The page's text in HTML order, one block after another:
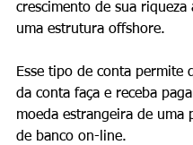
crescimento de sua riqueza
uma estrutura offshore.
Esse tipo de conta permite
da conta faça e receba
moeda estrangeira de uma
de banco on-line.